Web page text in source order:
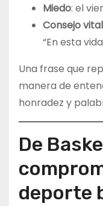
Miedo: el
Consejo
“En esta
Una frase que
manera de
honradez y
De
deporte